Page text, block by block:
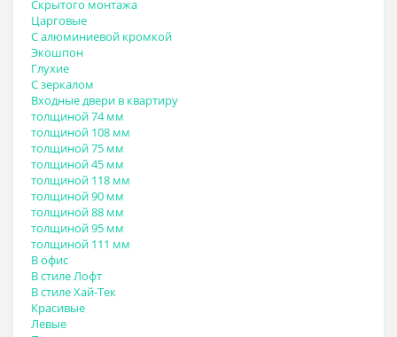
Скрытого монтажа
Царговые
С алюминиевой кромкой
Экошпон
Глухие
С зеркалом
Входные двери в квартиру
толщиной 74 мм
толщиной 108 мм
толщиной 75 мм
толщиной 45 мм
толщиной 118 мм
толщиной 90 мм
толщиной 88 мм
толщиной 95 мм
толщиной 111 мм
В офис
В стиле Лофт
В стиле Хай-Тек
Красивые
Левые